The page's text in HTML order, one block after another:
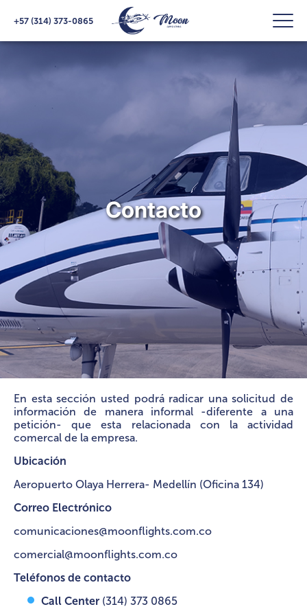
+57 (314) 373-0865
Contacto
En esta sección usted podrá radicar una solicitud de
información de manera informal -diferente a una
petición- que esta relacionada con la actividad
comercal de la empresa.
Ubicación
Aeropuerto Olaya Herrera- Medellín (Oficina 134)
Correo Electrónico
comunicaciones@moonflights.com.co
comercial@moonflights.com.co
Teléfonos de contacto
Call Center (314) 373 0865